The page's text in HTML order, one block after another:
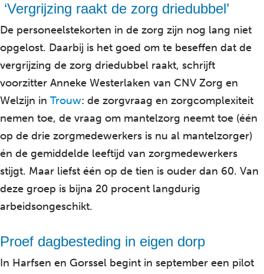
‘Vergrijzing raakt de zorg driedubbel’
De personeelstekorten in de zorg zijn nog lang niet
opgelost. Daarbij is het goed om te beseffen dat de
vergrijzing de zorg driedubbel raakt, schrijft
voorzitter Anneke Westerlaken van CNV Zorg en
Welzijn in Trouw: de zorgvraag en zorgcomplexiteit
nemen toe, de vraag om mantelzorg neemt toe (één
op de drie zorgmedewerkers is nu al mantelzorger)
én de gemiddelde leeftijd van zorgmedewerkers
stijgt. Maar liefst één op de tien is ouder dan 60. Van
deze groep is bijna 20 procent langdurig
arbeidsongeschikt.
Proef dagbesteding in eigen dorp
In Harfsen en Gorssel begint in september een pilot